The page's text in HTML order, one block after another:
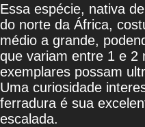
Essa espécie, nativa
do norte da África,
médio a grande,
que variam entre 1 e 2
exemplares possam
Uma curiosidade
ferradura é sua
escalada.